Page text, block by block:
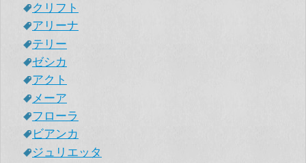
クリフト
アリーナ
テリー
ゼシカ
アクト
メーア
フローラ
ビアンカ
ジュリエッタ